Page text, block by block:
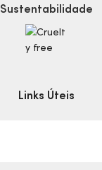
Sustentabilidade
Links Úteis